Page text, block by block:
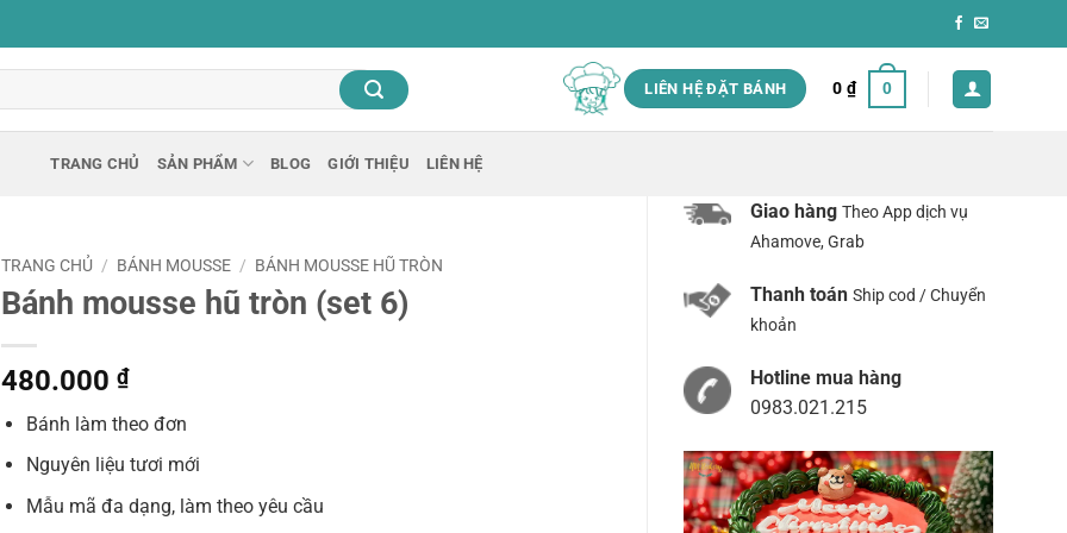
LIÊN HỆ ĐẶT BÁNH 0 ₫ 0
TRANG CHỦ SẢN PHẨM BLOG GIỚI THIỆU LIÊN HỆ
Giao hàng Theo App dịch vụ
Ahamove, Grab
Thanh toán Ship cod / Chuyển
khoản
Hotline mua hàng
0983.021.215
TRANG CHỦ / BÁNH MOUSSE / BÁNH MOUSSE HŨ TRÒN
Bánh mousse hũ tròn (set 6)
480.000₫
Bánh làm theo đơn
Nguyên liệu tươi mới
Mẫu mã đa dạng, làm theo yêu cầu